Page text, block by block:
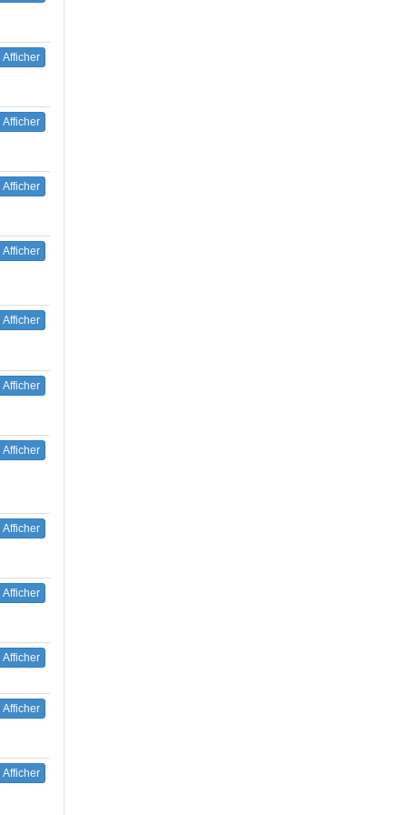
Afficher
Afficher
Afficher
Afficher
Afficher
Afficher
Afficher
Afficher
Afficher
Afficher
Afficher
Afficher